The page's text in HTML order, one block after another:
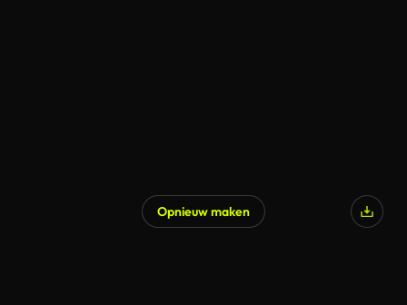
Opnieuw maken